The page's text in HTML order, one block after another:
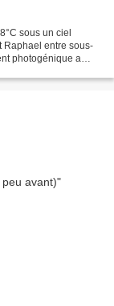
sous un ciel
Raphael entre sous-
photogénique a